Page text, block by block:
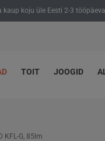
koju üle Eesti 2-3
TOIT JOOGID
KFL-G, 85lm